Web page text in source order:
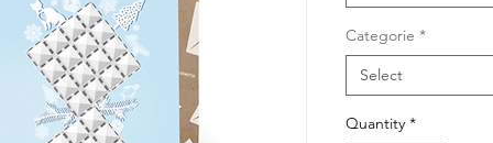
Categorie *
Select
Quantity *